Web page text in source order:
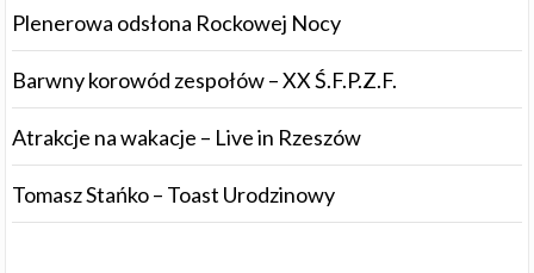
Plenerowa odsłona Rockowej Nocy
Barwny korowód zespołów – XX Ś.F.P.Z.F.
Atrakcje na wakacje – Live in Rzeszów
Tomasz Stańko – Toast Urodzinowy